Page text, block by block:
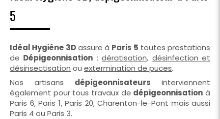
5
Idéal Hygiène 3Dassure à Paris 5 toutes prestations
de Dépigeonnisation :dératisation, désinfection et
désinsectisation ou extermination de puces.
Nos artisans dépigeonnisateurs interviennent
également pour tous travaux de dépigeonnisation à
Paris 6, Paris 1, Paris 20, Charenton-le-Pont mais aussi
Paris 4 ou Paris 3.